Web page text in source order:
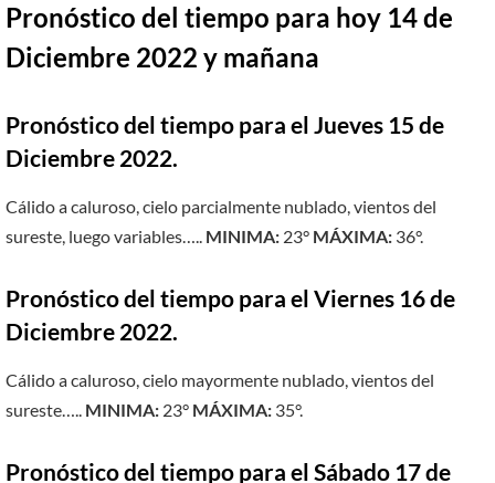
Pronóstico del tiempo para hoy 14 de
Diciembre 2022 y mañana
Pronóstico del tiempo para el Jueves 15 de
Diciembre 2022.
Cálido a caluroso, cielo parcialmente nublado, vientos del
sureste, luego variables….. MINIMA: 23° MÁXIMA: 36°.
Pronóstico del tiempo para el Viernes 16 de
Diciembre 2022.
Cálido a caluroso, cielo mayormente nublado, vientos del
sureste….. MINIMA: 23° MÁXIMA: 35°.
Pronóstico del tiempo para el Sábado 17 de